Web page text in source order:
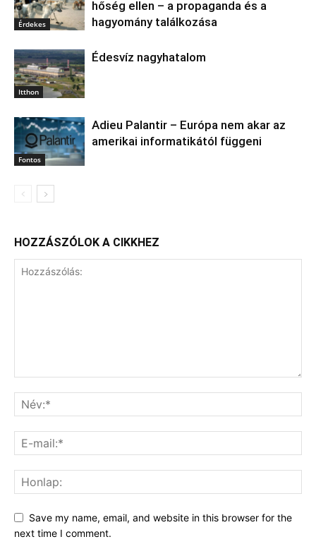
Érdekes
hőség ellen – a propaganda és a
hagyomány találkozása
Itthon
Édesvíz nagyhatalom
Fontos
Adieu Palantir – Európa nem akar az
amerikai informatikától függeni
HOZZÁSZÓLOK A CIKKHEZ
Save my name, email, and website in this browser for the
next time I comment.